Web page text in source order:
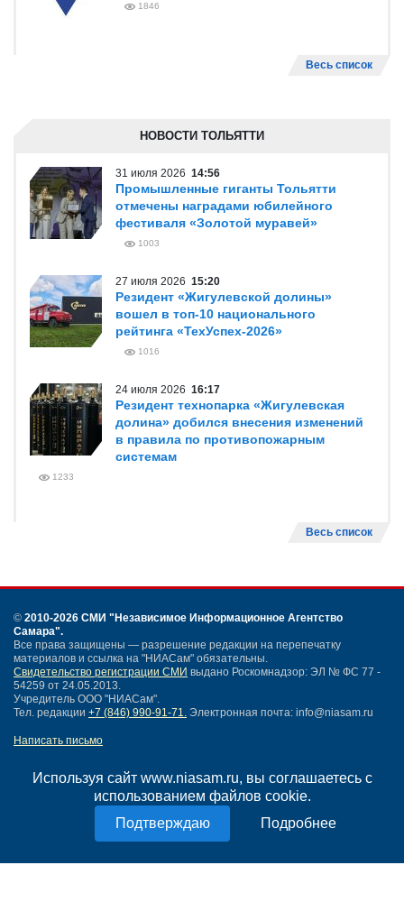
Используя сайт www.niasam.ru, вы соглашаетесь с
использованием файлов cookie.
Подробнее
1846
Весь список
НОВОСТИ ТОЛЬЯТТИ
31 июля 2026 14:56
Промышленные гиганты Тольятти
отмечены наградами юбилейного
фестиваля «Золотой муравей»
1003
27 июля 2026 15:20
Резидент «Жигулевской долины»
вошел в топ-10 национального
рейтинга «ТехУспех-2026»
1016
24 июля 2026 16:17
Резидент технопарка «Жигулевская
долина» добился внесения изменений
в правила по противопожарным
системам
1233
Весь список
© 2010-2026 СМИ "Независимое Информационное Агентство
Самара".
Все права защищены — разрешение редакции на перепечатку
материалов и ссылка на "НИАСам" обязательны.
Свидетельство регистрации СМИ выдано Роскомнадзор: ЭЛ № ФС 77 -
54259 от 24.05.2013.
Учредитель ООО "НИАСам".
Тел. редакции +7 (846) 990-91-71. Электронная почта: info@niasam.ru
Написать письмо
Нашли ошибку?
Политика конфиденциальности